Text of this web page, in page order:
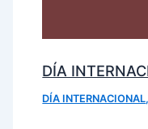
DÍA
DÍA INTERNACIONAL,